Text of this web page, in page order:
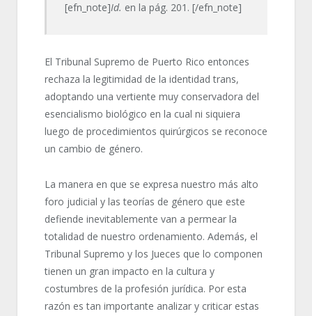
[efn_note]Id. en la pág. 201. [/efn_note]
El Tribunal Supremo de Puerto Rico entonces
rechaza la legitimidad de la identidad trans,
adoptando una vertiente muy conservadora del
esencialismo biológico en la cual ni siquiera
luego de procedimientos quirúrgicos se reconoce
un cambio de género.
La manera en que se expresa nuestro más alto
foro judicial y las teorías de género que este
defiende inevitablemente van a permear la
totalidad de nuestro ordenamiento. Además, el
Tribunal Supremo y los Jueces que lo componen
tienen un gran impacto en la cultura y
costumbres de la profesión jurídica. Por esta
razón es tan importante analizar y criticar estas